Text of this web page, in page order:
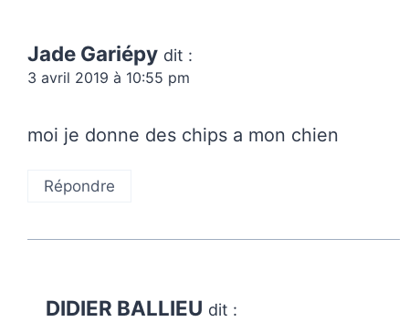
Jade Gariépy dit :
3 avril 2019 à 10:55 pm
moi je donne des chips a mon chien
Répondre
DIDIER BALLIEU dit :